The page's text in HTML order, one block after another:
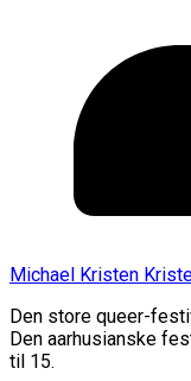
Michael Kristen
Den store queer-
Den aarhusianske
til 15.